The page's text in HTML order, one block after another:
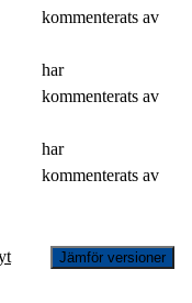
kommenterats av
har
kommenterats av
har
kommenterats av
Jämför versioner